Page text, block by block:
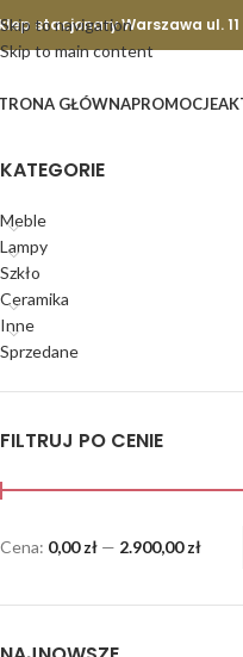
Skip to navigation
Skip to main content
stacjonary Warszawa ul.
GŁÓWNAPROMOCJE
KATEGORIE
Meble
Lampy
Szkło
Ceramika
Inne
Sprzedane
FILTRUJ PO CENIE
Cena: 0,00 zł — 2.900,00 zł